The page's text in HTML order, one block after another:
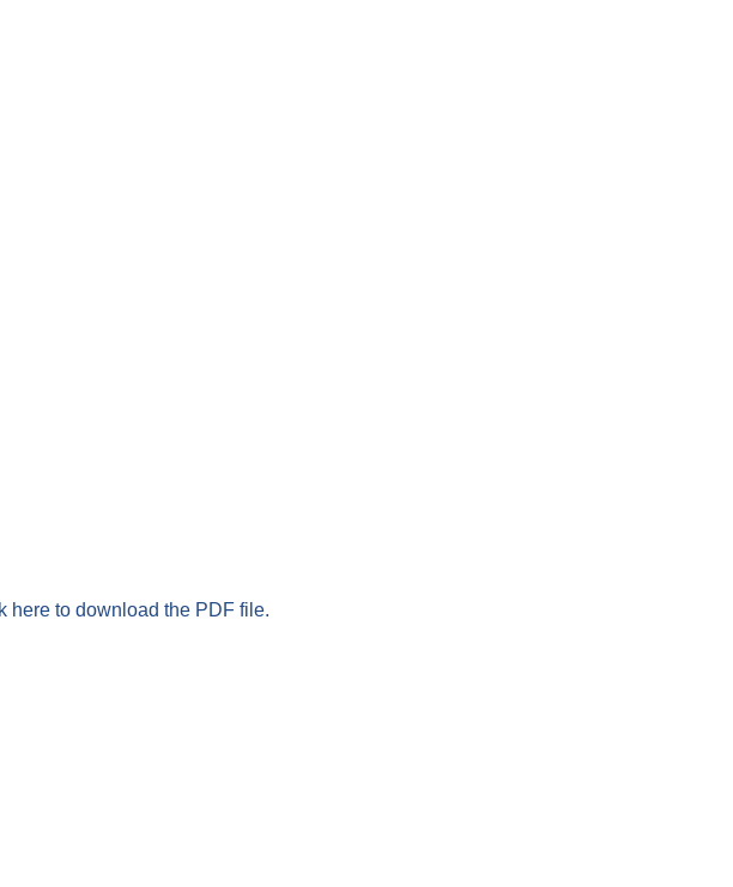
here to download the PDF file.